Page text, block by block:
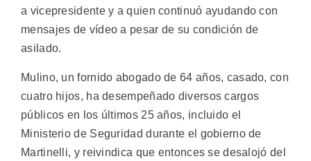
a vicepresidente y a quien continuó ayudando con
mensajes de vídeo a pesar de su condición de
asilado.
Mulino, un fornido abogado de 64 años, casado, con
cuatro hijos, ha desempeñado diversos cargos
públicos en los últimos 25 años, incluido el
Ministerio de Seguridad durante el gobierno de
Martinelli, y reivindica que entonces se desalojó del